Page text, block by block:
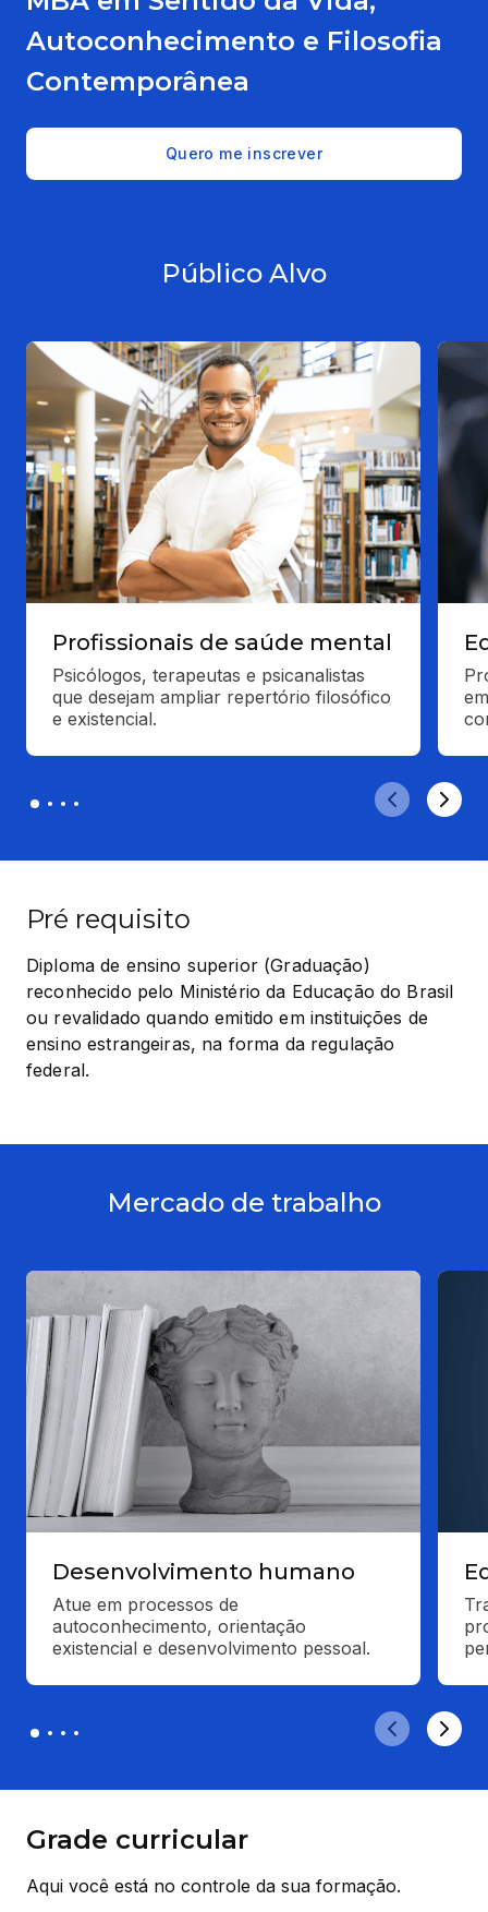
Autoconhecimento e Filosofia
Contemporânea
Quero me inscrever
Público Alvo
Profissionais de saúde mental
Psicólogos, terapeutas e psicanalistas
que desejam ampliar repertório filosófico
e existencial.
Pré requisito
Diploma de ensino superior (Graduação)
reconhecido pelo Ministério da Educação do Brasil
ou revalidado quando emitido em instituições de
ensino estrangeiras, na forma da regulação
federal.
Mercado de trabalho
Desenvolvimento humano
Atue em processos de
autoconhecimento, orientação
existencial e desenvolvimento pessoal.
Grade curricular
Aqui você está no controle da sua formação.